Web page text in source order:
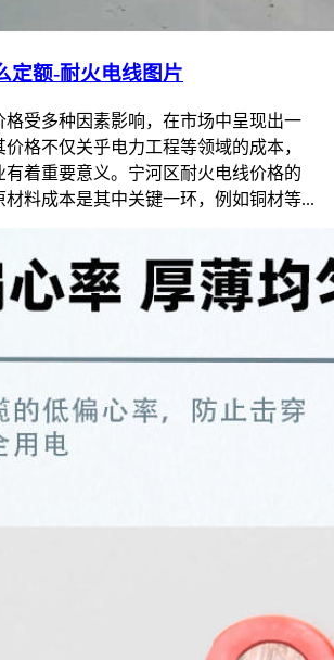
定额-耐火电线图片
格受多种因素影响，在市场中呈现出一
格不仅关乎电力工程等领域的成本，
有着重要意义。宁河区耐火电线价格的
料成本是其中关键一环，例如铜材等...